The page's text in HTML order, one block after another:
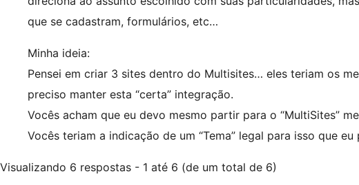
que se cadastram, formulários, etc…
Minha ideia:
Pensei em criar 3 sites dentro do Multisites… eles teriam os
preciso manter esta “certa” integração.
Vocês acham que eu devo mesmo partir para o “MultiSites”
Vocês teriam a indicação de um “Tema” legal para isso que
Visualizando 6 respostas - 1 até 6 (de um total de 6)